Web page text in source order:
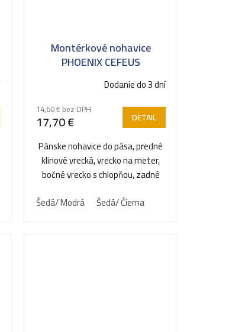
Montérkové nohavice
PHOENIX CEFEUS
Dodanie do 3 dní
14,60 € bez DPH
17,70 € DETAIL
Pánske nohavice do pása, predné
klinové vrecká, vrecko na meter,
bočné vrecko s chlopňou, zadné
Šedá/ Modrá Šedá/ Čierna